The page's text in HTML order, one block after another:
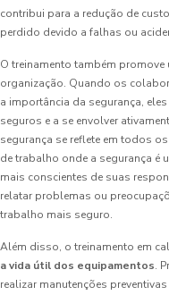
contribui para a redução de
perdido devido a falhas ou
O treinamento também promove
organização. Quando os
a importância da segurança,
seguros e a se envolver
segurança se reflete em todos
de trabalho onde a segurança é
mais conscientes de suas
relatar problemas ou
trabalho mais seguro.
Além disso, o treinamento em
a vida útil dos equipamentos.
realizar manutenções